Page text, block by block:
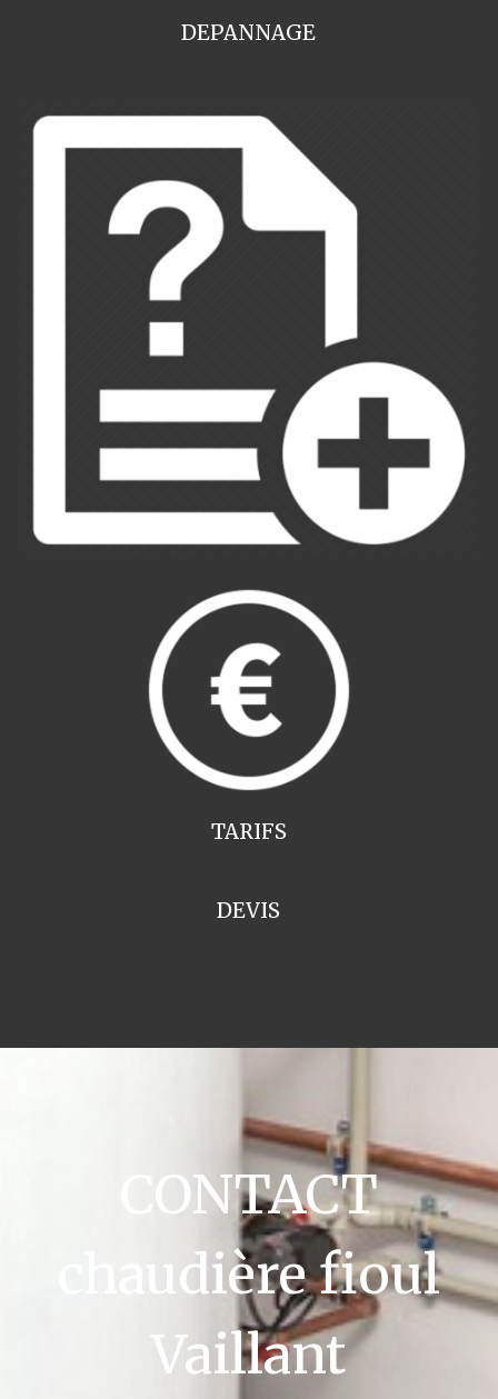
DEPANNAGE
TARIFS
DEVIS
CONTACT
chaudière fioul
Vaillant